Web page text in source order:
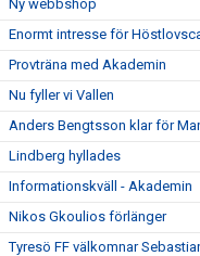
Ny webbshop
Enormt intresse för
Provträna med Akademin
Nu fyller vi Vallen
Anders Bengtsson klar för
Lindberg hyllades
Informationskväll - Akademin
Nikos Gkoulios förlänger
Tyresö FF välkomnar